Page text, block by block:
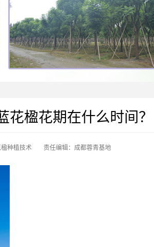
花楹花期在什么时间？
楹种植技术 责任编辑：成都蓉青基地